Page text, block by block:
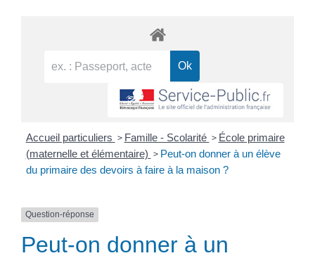
Accueil particuliers > Famille - Scolarité > École primaire
(maternelle et élémentaire) > Peut-on donner à un élève
du primaire des devoirs à faire à la maison ?
Question-réponse
Peut-on donner à un